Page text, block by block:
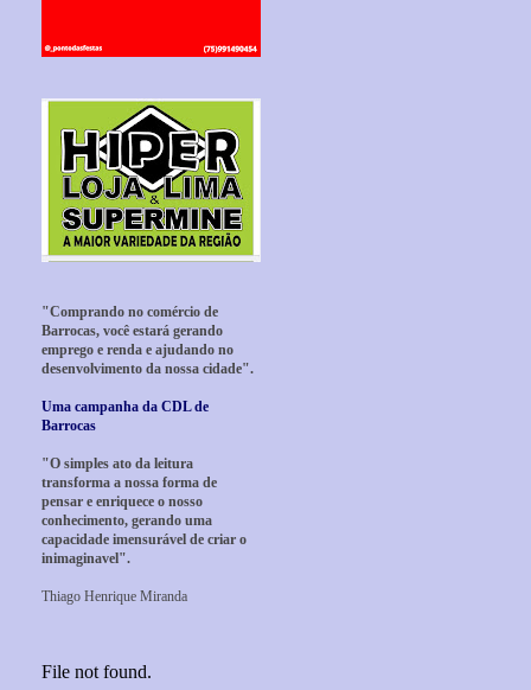
"Comprando no comércio de
Barrocas, você estará gerando
emprego e renda e ajudando no
desenvolvimento da nossa cidade".
Uma campanha da CDL de
Barrocas
"O simples ato da leitura
transforma a nossa forma de
pensar e enriquece o nosso
conhecimento, gerando uma
capacidade imensurável de criar o
inimaginavel".
Thiago Henrique Miranda